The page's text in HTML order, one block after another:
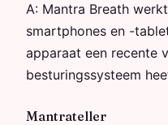
A: Mantra Breath
smartphones en -
apparaat een recente
besturingssysteem
Mantrateller